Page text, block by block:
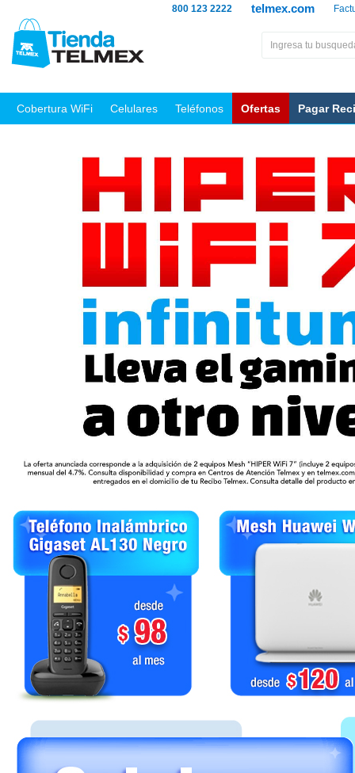
telmex.com
800 123 2222
Cobertura WiFi Celulares Teléfonos Ofertas Pagar